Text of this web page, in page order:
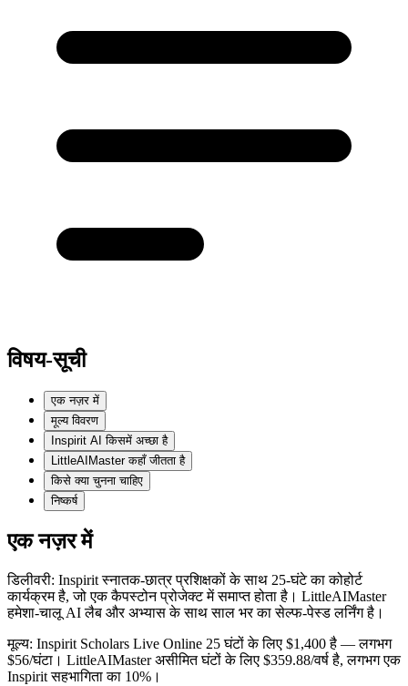
विषय-सूची
एक नज़र में
मूल्य विवरण
Inspirit AI किसमें अच्छा है
LittleAIMaster कहाँ जीतता है
किसे क्या चुनना चाहिए
निष्कर्ष
एक नज़र में
डिलीवरी: Inspirit स्नातक-छात्र प्रशिक्षकों के साथ 25-घंटे का कोहोर्ट
कार्यक्रम है, जो एक कैपस्टोन प्रोजेक्ट में समाप्त होता है। LittleAIMaster
हमेशा-चालू AI लैब और अभ्यास के साथ साल भर का सेल्फ-पेस्ड लर्निंग है।
मूल्य: Inspirit Scholars Live Online 25 घंटों के लिए $1,400 है — लगभग
$56/घंटा। LittleAIMaster असीमित घंटों के लिए $359.88/वर्ष है, लगभग एक
Inspirit सहभागिता का 10%।